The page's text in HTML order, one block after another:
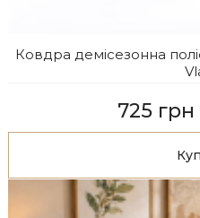
Ковдра демісезонна
725 грн